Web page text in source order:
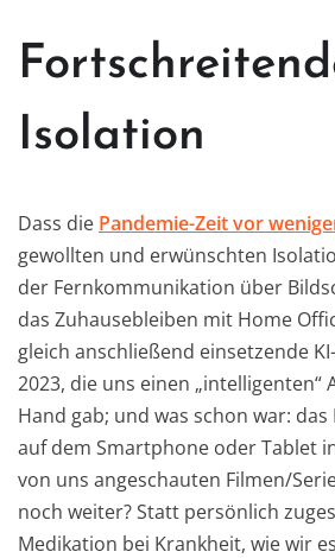
Isolation
Dass die Pandemie-Zeit vor
gewollten und erwünschten
der Fernkommunikation über
das Zuhausebleiben mit Home
gleich anschließend einsetzende
2023, die uns einen „intelligenten“
Hand gab; und was schon war:
auf dem Smartphone oder Tablet
von uns angeschauten Filmen/
noch weiter? Statt persönlich
Medikation bei Krankheit, wie wir